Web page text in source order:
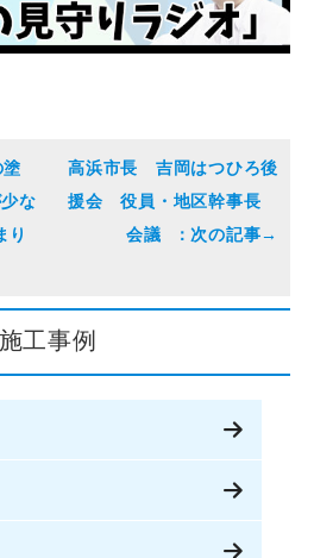
な
り
高浜市長 吉岡はつひろ後
援会 役員・地区幹事長
会議
施工事例